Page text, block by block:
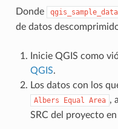
Donde qgis_sample_data
de datos
Inicie QGIS como
QGIS.
Los datos con los
Albers Equal Area ,
SRC del proyecto